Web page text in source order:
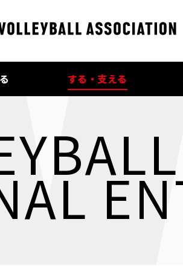
する・支える